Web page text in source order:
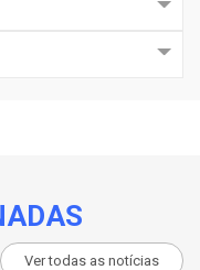
Ver todas as notícias